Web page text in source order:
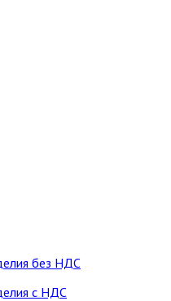
без НДС
с НДС